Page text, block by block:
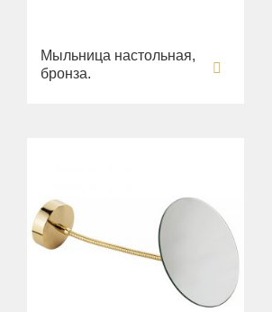
Мыльница настольная,
бронза.